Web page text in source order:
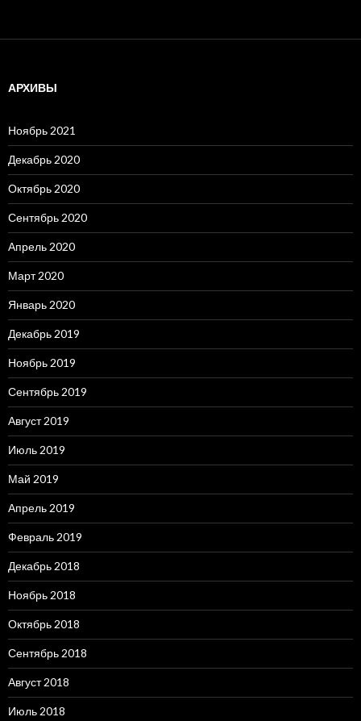
АРХИВЫ
Ноябрь 2021
Декабрь 2020
Октябрь 2020
Сентябрь 2020
Апрель 2020
Март 2020
Январь 2020
Декабрь 2019
Ноябрь 2019
Сентябрь 2019
Август 2019
Июль 2019
Май 2019
Апрель 2019
Февраль 2019
Декабрь 2018
Ноябрь 2018
Октябрь 2018
Сентябрь 2018
Август 2018
Июль 2018